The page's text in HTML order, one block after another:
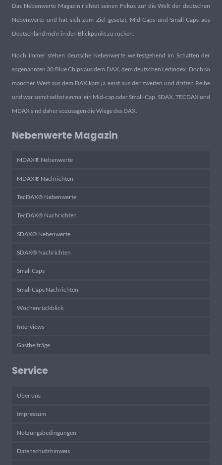
Das Nebenwerte Magazin richtet seinen Fokus auf die Welt der deutschen
Nebenwerte und hat sich zum Ziel gesetzt, Mid-Caps und Small-Caps aus
Deutschland mehr in den Blickpunkt zu rücken.
Noch immer stehen deutsche Nebenwerte weitestgehend im Schatten der
sogenannten 30 Blue Chips aus dem DAX, dem deutschen Leitindex. Doch so
mancher Wert aus dem DAX kam ja einst aus der zweiten und dritten Reihe
und war somit selbst einmal ein Mid-cap oder Small-Cap. SDAX, TECDAX und
MDAX sind daher sozusagen die Wiege des DAX.
Nebenwerte Magazin
MDAX® Nebenwerte
MDAX® Nachrichten
TecDAX® Nebenwerte
TecDAX® Nachrichten
SDAX® Nebenwerte
SDAX® Nachrichten
Small Caps
Small Caps Nachrichten
Wochenrückblick
Interviews
Gastbeiträge
Service
Über uns
Impressum
Nutzungsbedingungen
Datenschutzhinweis